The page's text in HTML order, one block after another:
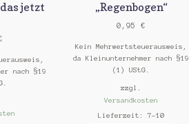
jetzt
nach §19
„Regenbogen“
0,95€
Kein Mehrwertsteuerausweis,
da Kleinunternehmer nach §19
(1) UStG.
zzgl.
Versandkosten
Lieferzeit:7-10